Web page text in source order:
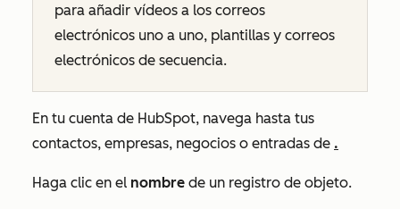
para añadir vídeos a los correos
electrónicos uno a uno, plantillas y correos
electrónicos de secuencia.
En tu cuenta de HubSpot, navega hasta tus
contactos, empresas, negocios o entradas de .
Haga clic en el nombre de un registro de objeto.